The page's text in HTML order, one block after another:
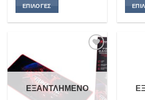
ΕΠΙΛΟΓΈΣ
ΕΞΑΝΤΛΗΜΈΝΟ